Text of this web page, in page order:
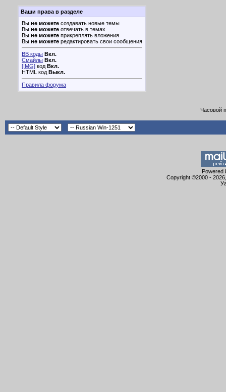
Ваши права в разделе
Вы не можете создавать новые темы
Вы не можете отвечать в темах
Вы не можете прикреплять вложения
Вы не можете редактировать свои сообщения
BB коды Вкл.
Смайлы Вкл.
[IMG] код Вкл.
HTML код Выкл.
Правила форума
Часовой
Powered
Copyright ©2000 -